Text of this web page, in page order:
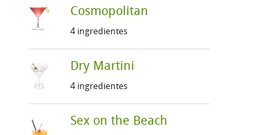
Cosmopolitan
4 ingredientes
Dry Martini
4 ingredientes
Sex on the Beach